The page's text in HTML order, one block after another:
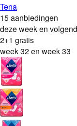
Tena
15 aanbiedingen
deze week en
2+1 gratis
week 32 en week 33